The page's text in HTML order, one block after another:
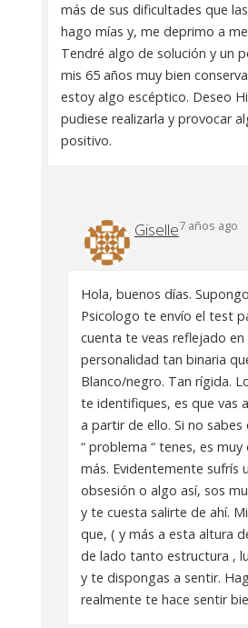
más de sus dificultades que
hago mías y, me deprimo a
Tendré algo de solución y un
mis 65 años muy bien
estoy algo escéptico. Deseo
pudiese realizarla y provocar
positivo.
Giselle7 años ago
Hola, buenos días.
Psicologo te envío el test
cuenta te veas reflejado en
personalidad tan binaria
Blanco/negro. Tan rígida.
te identifiques, es que vas
a partir de ello. Si no sabes
“ problema “ tenes, es
más. Evidentemente sufrís
obsesión o algo así, sos
y te cuesta salirte de ahí.
que, ( y más a esta altura
de lado tanto estructura ,
y te dispongas a sentir.
realmente te hace sentir